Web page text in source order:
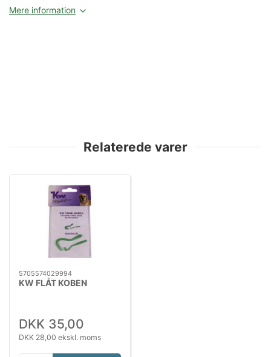
Mere information
Relaterede varer
5705574029994
KW FLÅT KOBEN
DKK 35,00
DKK 28,00 ekskl. moms